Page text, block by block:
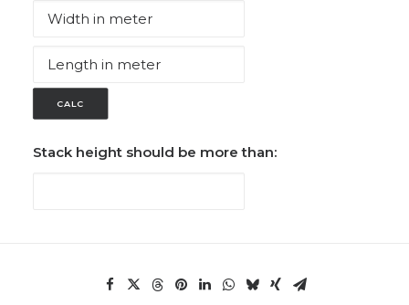
CALC
Stack height should be more than: